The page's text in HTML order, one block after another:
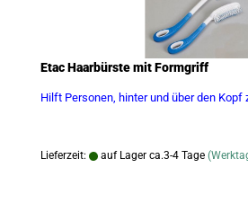
Etac Haarbürste mit Formgriff
Hilft Personen, hinter und über den Kopf
Lieferzeit: auf Lager ca.3-4 Tage